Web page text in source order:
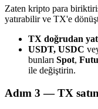
Bitrue İş Ortağı
Zaten kripto para
yatırabilir ve TX'e
TX doğrudan
USDT, USDC
bunları Spot,
ile değiştirin.
Adım 3 —TX